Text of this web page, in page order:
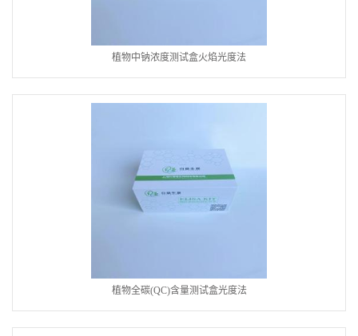
植物中钠浓度测试盒火焰光度法
植物全碳(QC)含量测试盒光度法